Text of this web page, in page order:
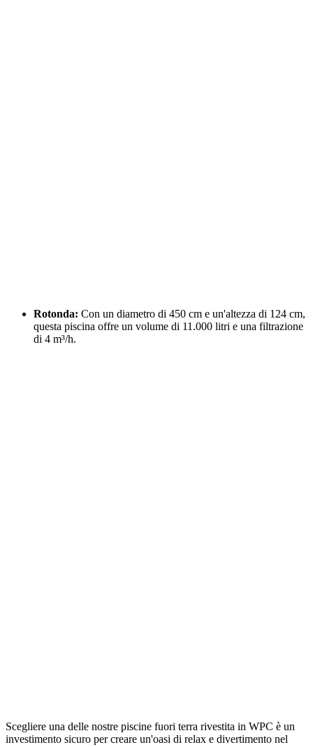
Rotonda: Con un diametro di 450 cm e un'altezza di 124 cm,
questa piscina offre un volume di 11.000 litri e una filtrazione
di 4 m³/h.
Scegliere una delle nostre piscine fuori terra rivestita in WPC è un
investimento sicuro per creare un'oasi di relax e divertimento nel